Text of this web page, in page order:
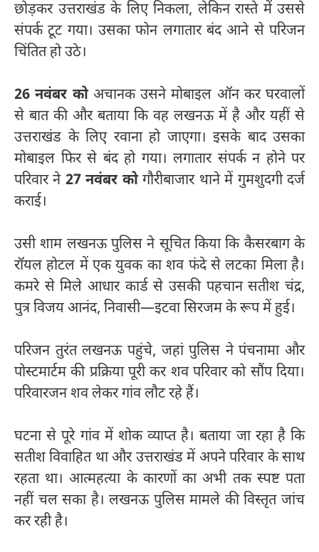
छोड़कर उत्तराखंड के लिए निकला, लेकिन रास्ते में उससे
संपर्क टूट गया। उसका फोन लगातार बंद आने से परिजन
चिंतित हो उठे।
26 नवंबर कोअचानक उसने मोबाइल ऑन कर घरवालों
से बात की और बताया कि वह लखनऊ में है और यहीं से
उत्तराखंड के लिए रवाना हो जाएगा। इसके बाद उसका
मोबाइल फिर से बंद हो गया। लगातार संपर्क न होने पर
परिवार ने 27 नवंबर कोगौरीबाजार थाने में गुमशुदगी दर्ज
कराई।
उसी शाम लखनऊ पुलिस ने सूचित किया कि कैसरबाग के
रॉयल होटल में एक युवक का शव फंदे से लटका मिला है।
कमरे से मिले आधार कार्ड से उसकी पहचान सतीश चंद्र,
पुत्र विजय आनंद, निवासी—इटवा सिरजम के रूप में हुई।
परिजन तुरंत लखनऊ पहुंचे, जहां पुलिस ने पंचनामा और
पोस्टमार्टम की प्रक्रिया पूरी कर शव परिवार को सौंप दिया।
परिवारजन शव लेकर गांव लौट रहे हैं।
घटना से पूरे गांव में शोक व्याप्त है। बताया जा रहा है कि
सतीश विवाहित था और उत्तराखंड में अपने परिवार के साथ
रहता था। आत्महत्या के कारणों का अभी तक स्पष्ट पता
नहीं चल सका है। लखनऊ पुलिस मामले की विस्तृत जांच
कर रही है।